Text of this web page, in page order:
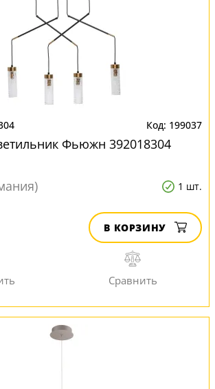
199037
Фьюжн 392018304
1 шт.
В КОРЗИНУ